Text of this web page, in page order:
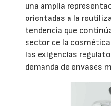
una amplia
orientadas a la
tendencia que
sector de la
las exigencias
demanda de envases